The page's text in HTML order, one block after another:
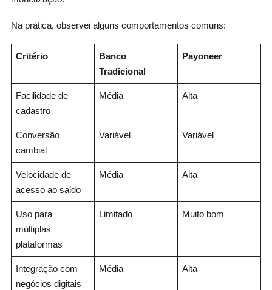
Na prática, observei alguns comportamentos comuns:
Critério
Banco
Tradicional
Payoneer
Facilidade de
cadastro
Média Alta
Conversão
cambial
Variável Variável
Velocidade de
acesso ao saldo
Média Alta
Uso para
múltiplas
plataformas
Limitado Muito bom
Integração com
negócios digitais
Média Alta